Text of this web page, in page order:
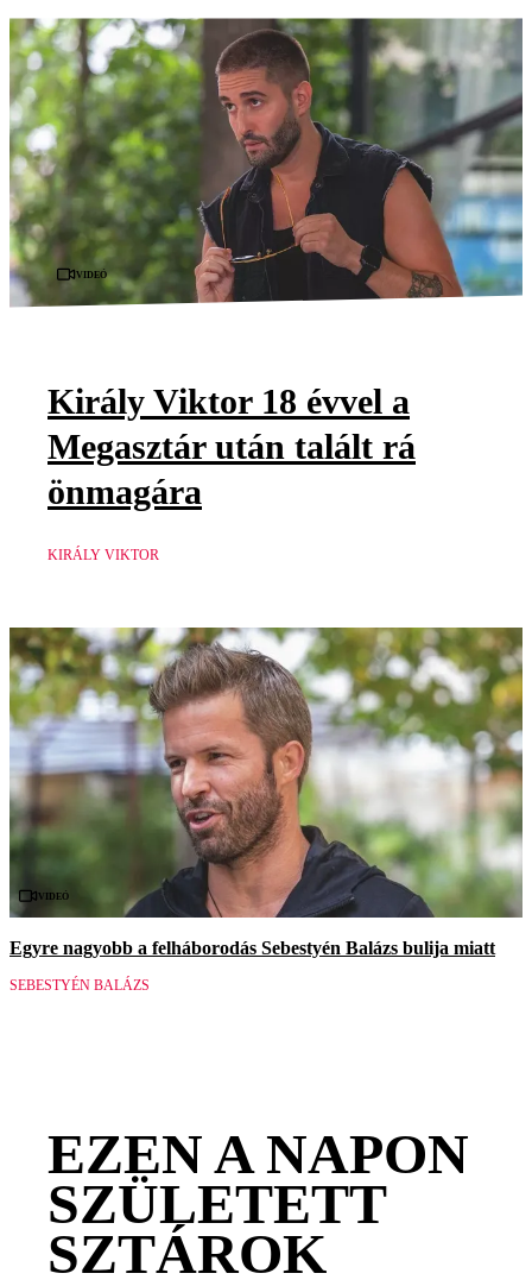
Videó
Király Viktor 18 évvel a
Megasztár után talált rá
önmagára
KIRÁLY VIKTOR
Videó
Egyre nagyobb a felháborodás Sebestyén Balázs bulija miatt
SEBESTYÉN BALÁZS
EZEN A NAPON
SZÜLETETT
SZTÁROK